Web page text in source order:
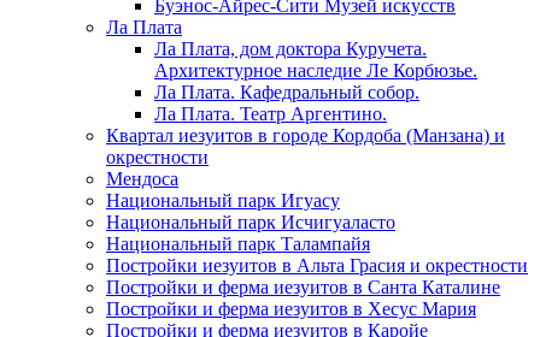
Буэнос-Айрес-Сити Музей искусств
Ла Плата
Ла Плата, дом доктора Куручета.
Архитектурное наследие Ле Корбюзье.
Ла Плата. Кафедральный собор.
Ла Плата. Театр Аргентино.
Квартал иезуитов в городе Кордоба (Манзана) и
окрестности
Мендоса
Национальный парк Игуасу
Национальный парк Исчигуаласто
Национальный парк Талампайя
Постройки иезуитов в Альта Грасия и окрестности
Постройки и ферма иезуитов в Санта Каталине
Постройки и ферма иезуитов в Хесус Мария
Постройки и ферма иезуитов в Каройе